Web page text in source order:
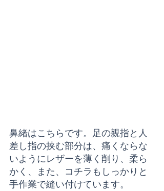
鼻緒はこちらです。足の親指と人
差し指の挟む部分は、痛くならな
いようにレザーを薄く削り、柔ら
かく、また、コチラもしっかりと
手作業で縫い付けています。